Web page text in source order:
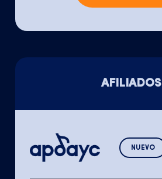
AFILIADOS
NUEVO